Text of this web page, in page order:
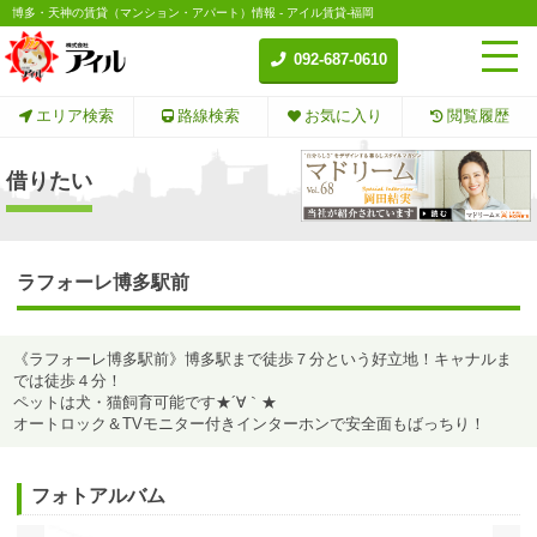
博多・天神の賃貸（マンション・アパート）情報 - アイル賃貸-福岡
092-687-0610
エリア検索 路線検索 お気に入り 閲覧履歴
借りたい
ラフォーレ博多駅前
《ラフォーレ博多駅前》博多駅まで徒歩７分という好立地！キャナルま
では徒歩４分！
ペットは犬・猫飼育可能です★´∀｀★
オートロック＆TVモニター付きインターホンで安全面もばっちり！
フォトアルバム